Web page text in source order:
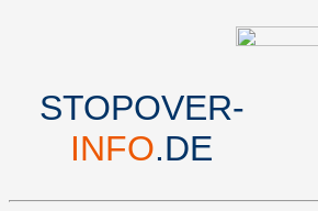
STOPOVER-
INFO.DE